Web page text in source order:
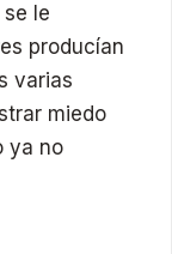
le
producían
varias
miedo
ya no